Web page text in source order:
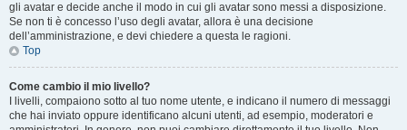
gli avatar e decide anche il modo in cui gli avatar sono messi a disposizione.
Se non ti è concesso l’uso degli avatar, allora è una decisione
dell’amministrazione, e devi chiedere a questa le ragioni.
Top
Come cambio il mio livello?
I livelli, compaiono sotto al tuo nome utente, e indicano il numero di messaggi
che hai inviato oppure identificano alcuni utenti, ad esempio, moderatori e